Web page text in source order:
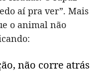
aí pra ver”. Mais
o animal não
não corre atrás